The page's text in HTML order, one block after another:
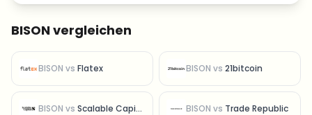
BISON vergleichen
BISON vs Flatex BISON vs 21bitcoin
BISON vs Scalable Capital BISON vs Trade Republic